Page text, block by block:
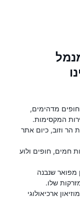
מדהימים,
המקסימות.
וזוב, כיום אתר
חמים, חופים ולוע
מפואר שנבנה
ארכיאולוגי